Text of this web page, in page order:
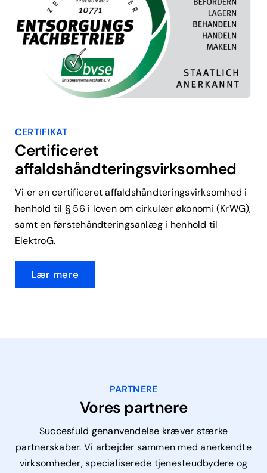
CERTIFIKAT
Certificeret
affaldshåndteringsvirksomhed
Vi er en certificeret affaldshåndteringsvirksomhed i
henhold til § 56 i loven om cirkulær økonomi (KrWG),
samt en førstehåndteringsanlæg i henhold til
ElektroG.
Lær mere
PARTNERE
Vores partnere
Succesfuld genanvendelse kræver stærke
partnerskaber. Vi arbejder sammen med anerkendte
virksomheder, specialiserede tjenesteudbydere og